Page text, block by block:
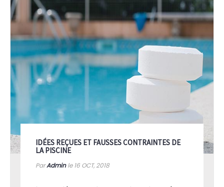
IDÉES REÇUES ET FAUSSES CONTRAINTES DE
LA PISCINE
ParAdminle 16 OCT, 2018